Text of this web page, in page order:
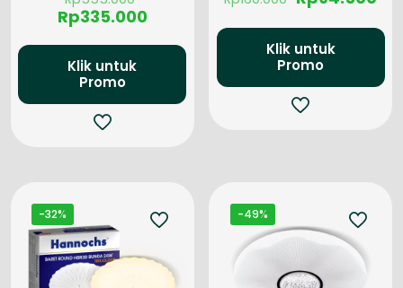
aslinya
Rp555.000.
Rp335.000Harga
ini
Rp335.000.
Klik untuk
Promo
aslinya
adalah:
Rp160.000.
ini
Klik untuk
Promo
-32% -49%